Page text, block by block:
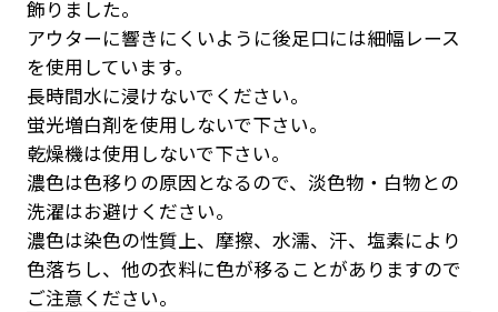
飾りました。
アウターに響きにくいように後足口には細幅レース
を使用しています。
長時間水に浸けないでください。
蛍光増白剤を使用しないで下さい。
乾燥機は使用しないで下さい。
濃色は色移りの原因となるので、淡色物・白物との
洗濯はお避けください。
濃色は染色の性質上、摩擦、水濡、汗、塩素により
色落ちし、他の衣料に色が移ることがありますので
ご注意ください。